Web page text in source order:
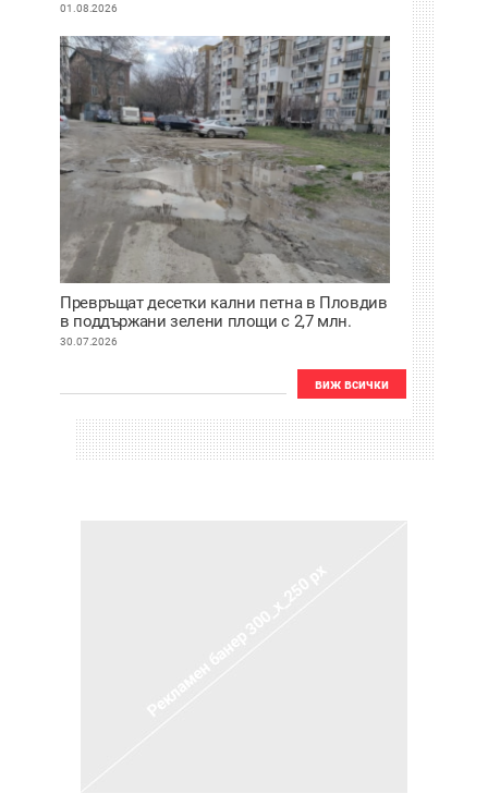
01.08.2026
Превръщат десетки кални петна в Пловдив
в поддържани зелени площи с 2,7 млн.
евро
30.07.2026
виж всички